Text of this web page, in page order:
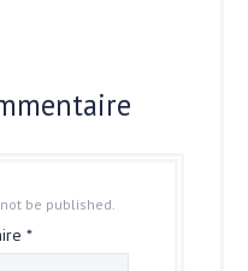
be published.
*